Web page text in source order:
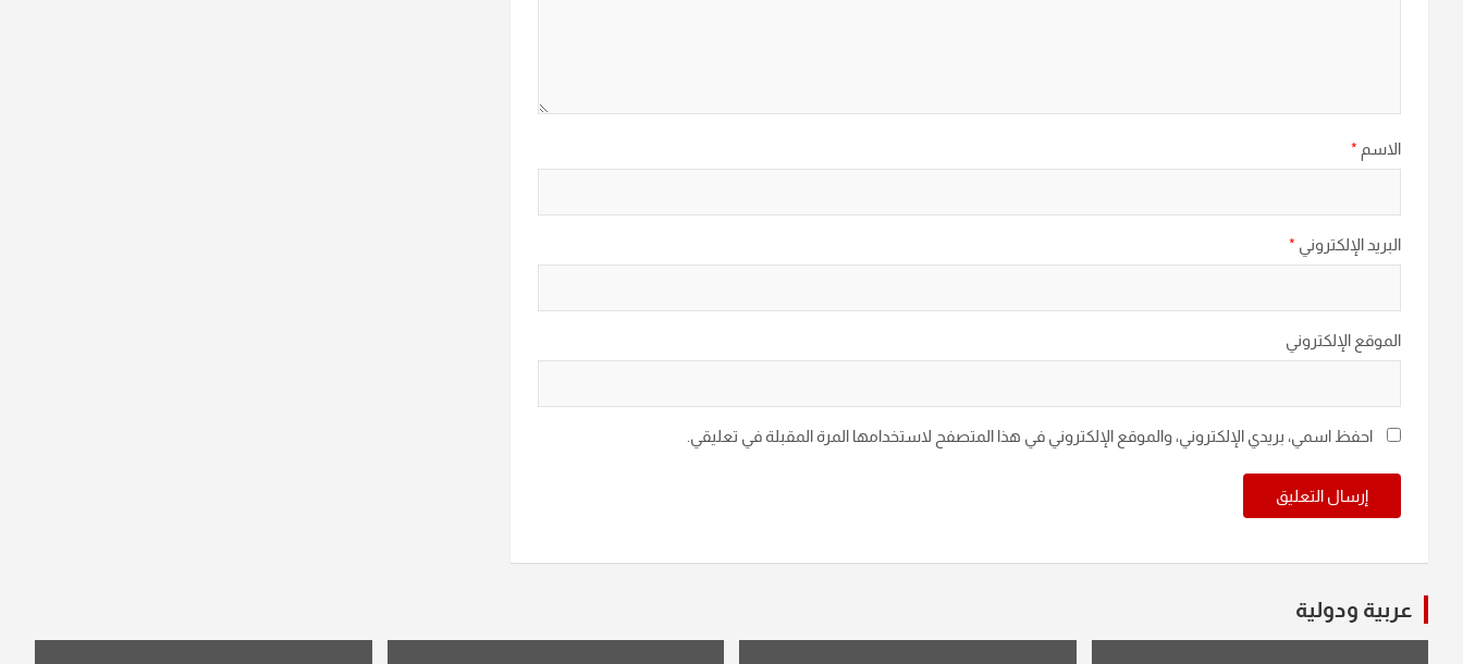
الاسم *
البريد الإلكتروني *
الموقع الإلكتروني
احفظ اسمي، بريدي الإلكتروني، والموقع الإلكتروني في هذا المتصفح لاستخدامها المرة المقبلة في تعليقي.
عربية ودولية